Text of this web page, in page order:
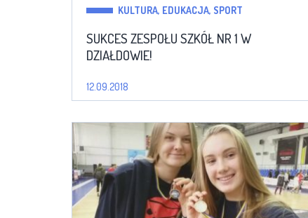
KULTURA, EDUKACJA, SPORT
SUKCES ZESPOŁU SZKÓŁ NR 1 W
DZIAŁDOWIE!
12.09.2018